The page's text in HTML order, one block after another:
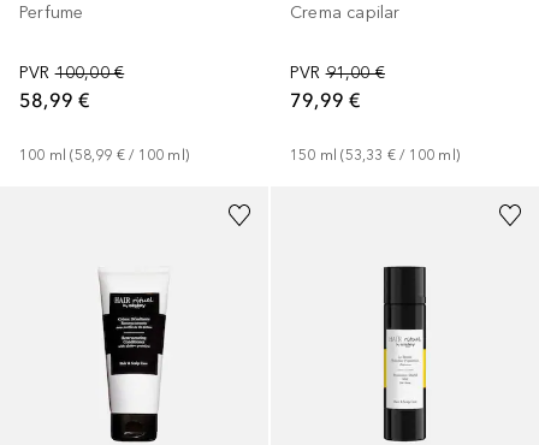
Perfume
PVR 100,00 €
58,99 €
100 ml (58,99 € / 100 ml )
Crema capilar
PVR 91,00 €
79,99 €
150 ml (53,33 € / 100 ml )